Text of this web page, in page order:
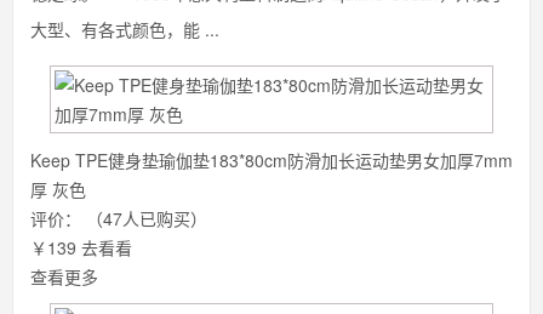
大型、有各式颜色，能 ...
Keep TPE健身垫瑜伽垫183*80cm防滑加长运动垫男女加厚7mm
厚 灰色
评价：
（47人已购买）
￥139 去看看
查看更多